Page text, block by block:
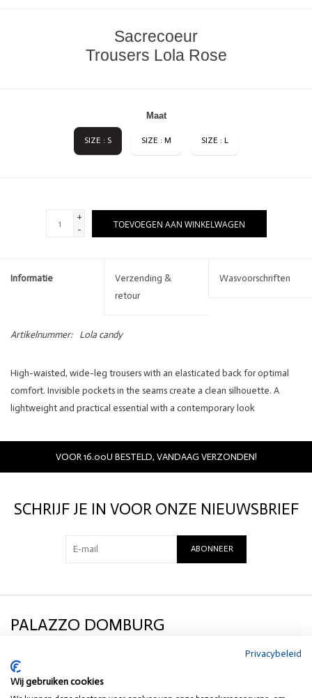
Sacrecoeur
Trousers Lola Rose
Maat
SIZE : S SIZE : M SIZE : L
+
-
TOEVOEGEN AAN WINKELWAGEN
Informatie
Verzending &
retour
Wasvoorschriften
Artikelnummer: Lola candy
High-waisted, wide-leg trousers with an elasticated back for optimal
comfort. Invisible pockets in the seams create a clean silhouette. A
lightweight and practical essential with a contemporary look
VOOR 16.00U BESTELD, VANDAAG VERZONDEN!
SCHRIJF JE IN VOOR ONZE NIEUWSBRIEF
ABONNEER
PALAZZO DOMBURG
KLANTENSERVICE
Privacybeleid
Wij gebruiken cookies